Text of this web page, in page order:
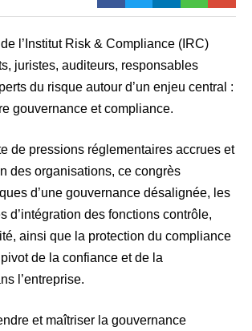
l’Institut Risk & Compliance (IRC)
juristes, auditeurs, responsables
du risque autour d’un enjeu central :
gouvernance et compliance.
de pressions réglementaires accrues et
des organisations, ce congrès
d’une gouvernance désalignée, les
d’intégration des fonctions contrôle,
ainsi que la protection du compliance
de la confiance et de la
l’entreprise.
et maîtriser la gouvernance